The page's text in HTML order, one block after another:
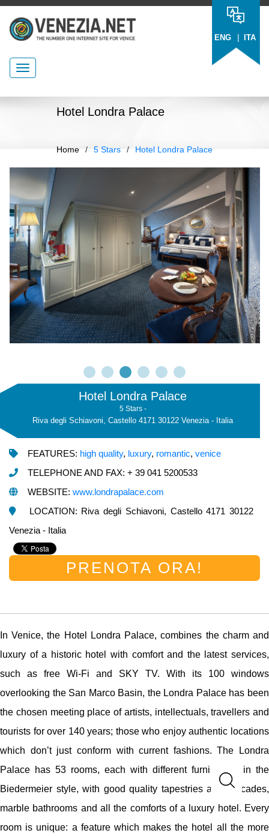
ENG | ITA
Hotel Londra Palace
Home / 5 Stars / Hotel Londra Palace
Hotel Londra Palace
5 Stars -
Riva degli Schiavoni, Castello 4171 30122 Venezia - Italia
FEATURES: high quality, luxury, romantic, venice
TELEPHONE AND FAX: + 39 041 5200533
WEBSITE: www.londrapalace.com
LOCATION: Riva degli Schiavoni, Castello 4171 30122
Venezia - Italia
PRENOTA ORA!
In Venice, the Hotel Londra Palace, combines the charm and
luxury of a historic hotel with comfort and the latest services,
such as free Wi-Fi and SKY TV. With its 100 windows
overlooking the San Marco Basin, the Londra Palace has been
the chosen meeting place of artists, intellectuals, travellers and
tourists for over 140 years; those who enjoy authentic locations
which don’t just conform with current fashions. The Londra
Palace has 53 rooms, each with different furnishings in the
Biedermeier style, with good quality tapestries and brocades,
marble bathrooms and all the comforts of a luxury hotel. Every
room is unique: a feature which makes the hotel all the more